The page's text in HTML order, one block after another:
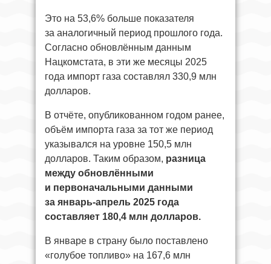
Это на 53,6% больше показателя
за аналогичный период прошлого года.
Согласно обновлённым данным
Нацкомстата, в эти же месяцы 2025
года импорт газа составлял 330,9 млн
долларов.
В отчёте, опубликованном годом ранее,
объём импорта газа за тот же период
указывался на уровне 150,5 млн
долларов. Таким образом, разница
между обновлёнными
и первоначальными данными
за январь-апрель 2025 года
составляет 180,4 млн долларов.
В январе в страну было поставлено
«голубое топливо» на 167,6 млн